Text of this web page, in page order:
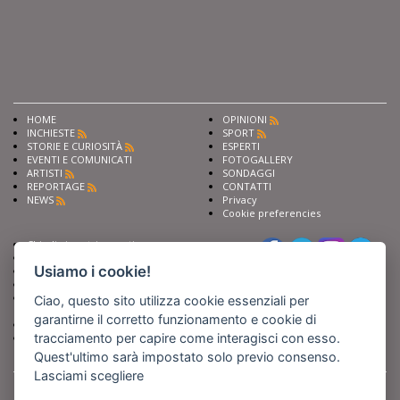
HOME
INCHIESTE
STORIE E CURIOSITÀ
EVENTI E COMUNICATI
ARTISTI
REPORTAGE
NEWS
OPINIONI
SPORT
ESPERTI
FOTOGALLERY
SONDAGGI
CONTATTI
Privacy
Cookie preferencies
Chiedi ai nostri esperti
Fai pubblicità con noi
Iscriviti al nostro corso di
giornalismo
Compra i nostri libri
Entra in Barinedita Map
, Partita IVA 07355350724
Usiamo i cookie!
Ciao, questo sito utilizza cookie essenziali per
garantirne il corretto funzionamento e cookie di
tracciamento per capire come interagisci con esso.
Quest'ultimo sarà impostato solo previo consenso.
Lasciami scegliere